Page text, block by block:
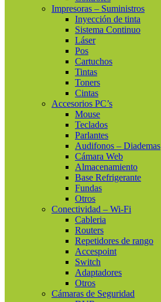
Impresoras – Suministros
Inyección de tinta
Sistema Continuo
Láser
Pos
Cartuchos
Tintas
Toners
Cintas
Accesorios PC’s
Mouse
Teclados
Parlantes
Audifonos – Diademas
Cámara Web
Almacenamiento
Base Refrigerante
Fundas
Otros
Conectividad – Wi-Fi
Cableria
Routers
Repetidores de rango
Accespoint
Switch
Adaptadores
Otros
Cámaras de Seguridad